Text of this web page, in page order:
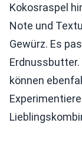
Kokosraspel
Note und
Gewürz. Es
können